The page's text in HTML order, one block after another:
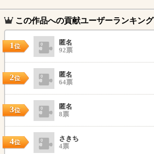
この作品への貢献ユーザーランキング
1位
匿名
92票
2位
匿名
64票
3位
匿名
8票
4位
さきち
4票